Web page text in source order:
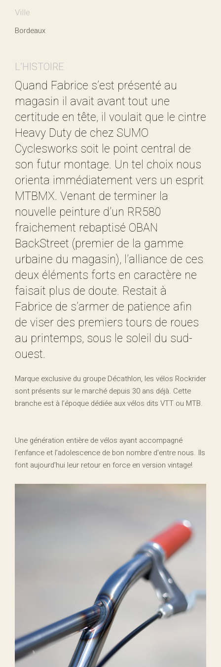
Ville
Bordeaux
L’HISTOIRE
Quand Fabrice s’est présenté au
magasin il avait avant tout une
certitude en tête, il voulait que le cintre
Heavy Duty de chez SUMO
Cyclesworks soit le point central de
son futur montage. Un tel choix nous
orienta immédiatement vers un esprit
MTBMX. Venant de terminer la
nouvelle peinture d’un RR580
fraichement rebaptisé OBAN
BackStreet (premier de la gamme
urbaine du magasin), l’alliance de ces
deux éléments forts en caractère ne
faisait plus de doute. Restait à
Fabrice de s’armer de patience afin
de viser des premiers tours de roues
au printemps, sous le soleil du sud-
ouest.
Marque exclusive du groupe Décathlon, les vélos Rockrider
sont présents sur le marché depuis 30 ans déjà. Cette
branche est à l’époque dédiée aux vélos dits VTT ou MTB.
Une génération entière de vélos ayant accompagné
l’enfance et l’adolescence de bon nombre d’entre nous. Ils
font aujourd’hui leur retour en force en version vintage!